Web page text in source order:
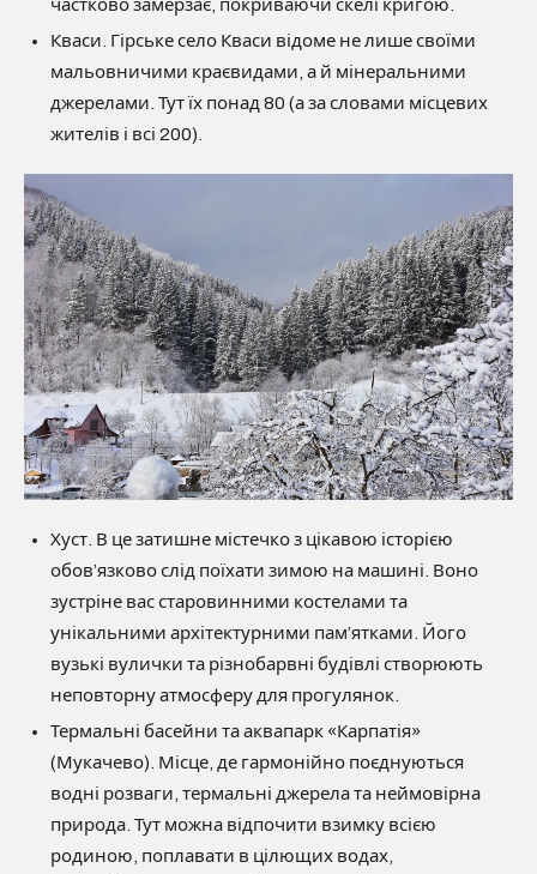
частково замерзає, покриваючи скелі кригою.
Кваси. Гірське село Кваси відоме не лише своїми
мальовничими краєвидами, а й мінеральними
джерелами. Тут їх понад 80 (а за словами місцевих
жителів і всі 200).
Хуст. В це затишне містечко з цікавою історією
обов’язково слід поїхати зимою на машині. Воно
зустріне вас старовинними костелами та
унікальними архітектурними пам’ятками. Його
вузькі вулички та різнобарвні будівлі створюють
неповторну атмосферу для прогулянок.
Термальні басейни та аквапарк «Карпатія»
(Мукачево). Місце, де гармонійно поєднуються
водні розваги, термальні джерела та неймовірна
природа. Тут можна відпочити взимку всією
родиною, поплавати в цілющих водах,